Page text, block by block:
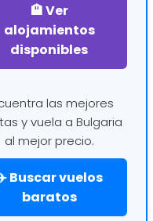
🏨 Ver
alojamientos
disponibles
las mejores
y vuela a Bulgaria
al mejor precio.
Buscar vuelos
baratos